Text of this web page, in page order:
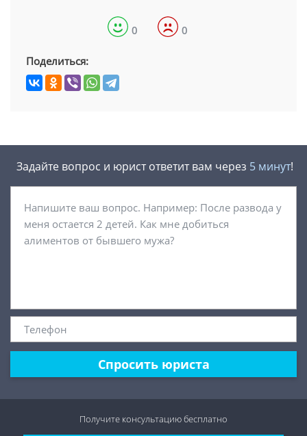
0 0
Поделиться:
Задайте вопрос и юрист ответит вам через 5 минут!
Спросить юриста
Получите консультациюбесплатно